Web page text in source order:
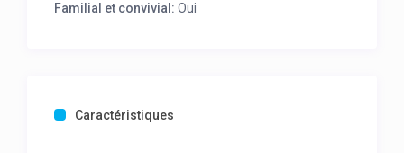
Familial et convivial: Oui
Caractéristiques